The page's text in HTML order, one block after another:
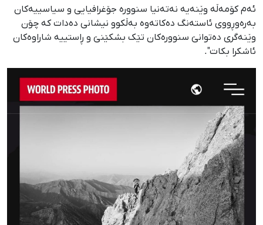
ئەم کۆمەڵە وێنەیە نەتەنیا سنوورە جۆغرافیایی و سیاسییەکان
بەرەوڕووی ئاستەنگ دەکاتەوە بەڵکوو نیشانی دەدات کە چۆن
وێنەگری دەتوانێ سنوورەکان تێک بشکێنێ و ڕاستییە شاراوەکان
ئاشکرا بکات".